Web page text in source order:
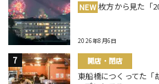
NEW 枚方から見た「
2026年8月6日
開店・閉店
東船橋につくってた「